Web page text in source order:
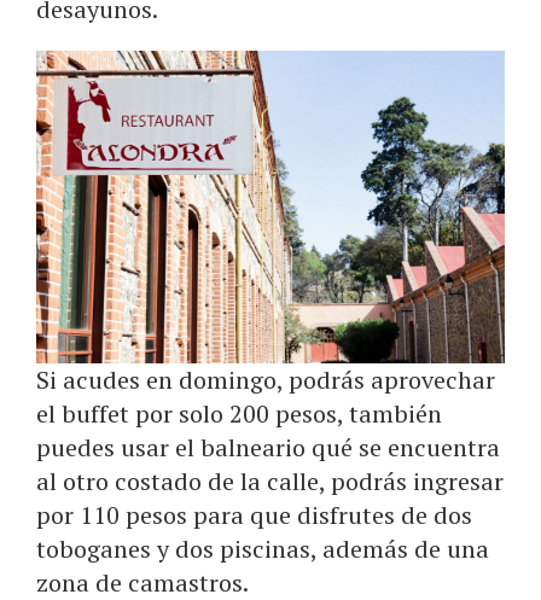
desayunos.
Si acudes en domingo, podrás aprovechar
el buffet por solo 200 pesos, también
puedes usar el balneario qué se encuentra
al otro costado de la calle, podrás ingresar
por 110 pesos para que disfrutes de dos
toboganes y dos piscinas, además de una
zona de camastros.